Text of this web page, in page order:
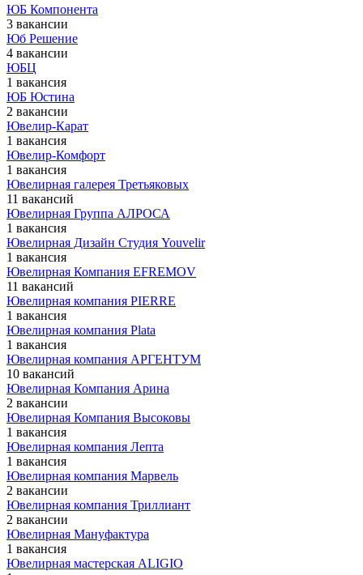
ЮБ Компонента
3 вакансии
Юб Решение
4 вакансии
ЮБЦ
1 вакансия
ЮБ Юстина
2 вакансии
Ювелир-Карат
1 вакансия
Ювелир-Комфорт
1 вакансия
Ювелирная галерея Третьяковых
11 вакансий
Ювелирная Группа АЛРОСА
1 вакансия
Ювелирная Дизайн Студия Youvelir
1 вакансия
Ювелирная Компания EFREMOV
11 вакансий
Ювелирная компания PIERRE
1 вакансия
Ювелирная компания Plata
1 вакансия
Ювелирная компания АРГЕНТУМ
10 вакансий
Ювелирная Компания Арина
2 вакансии
Ювелирная Компания Высоковы
1 вакансия
Ювелирная компания Лепта
1 вакансия
Ювелирная компания Марвель
2 вакансии
Ювелирная компания Триллиант
2 вакансии
Ювелирная Мануфактура
1 вакансия
Ювелирная мастерская ALIGIO